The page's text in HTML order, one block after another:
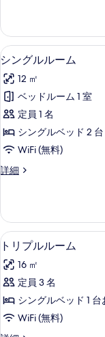
て
の
写
真
を
表
示
す
る
ー
ム
の
細
シ
ン
グ
ル
ル
ー
の
べ
て
の
写
真
を
表
9
シングルルーム
12 ㎡
ベッドルーム 1 室
定員 1 名
シングルベッド 2 台
WiFi (無料)
詳細
シ
ル
ー
ム
詳
細
ト
リ
プ
ル
ル
9
トリプルルーム
16 ㎡
定員 3 名
シングルベッド 1
WiFi (無料)